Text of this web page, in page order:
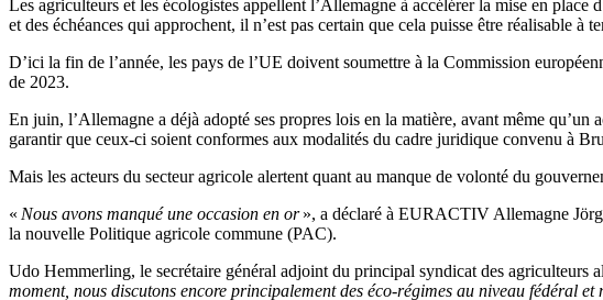
Les agriculteurs et les écologistes appellent l’Allemagne à accélérer la mise en
et des échéances qui approchent, il n’est pas certain que cela puisse être réalisable à
D’ici la fin de l’année, les pays de l’UE doivent soumettre à la Commission
de 2023.
En juin, l’Allemagne a déjà adopté ses propres lois en la matière, avant même
garantir que ceux-ci soient conformes aux modalités du cadre juridique convenu à
Mais les acteurs du secteur agricole alertent quant au manque de volonté du
« Nous avons manqué une occasion en or», a déclaré à EURACTIV Allemagne
la nouvelle Politique agricole commune (PAC).
Udo Hemmerling, le secrétaire général adjoint du principal syndicat des agriculteurs
moment, nous discutons encore principalement des éco-régimes au niveau fédéral